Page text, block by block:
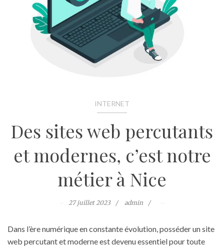
INTERNET
Des sites web percutants
et modernes, c’est notre
métier à Nice
27 juillet 2023 admin
Dans l’ère numérique en constante évolution, posséder un site
web percutant et moderne est devenu essentiel pour toute